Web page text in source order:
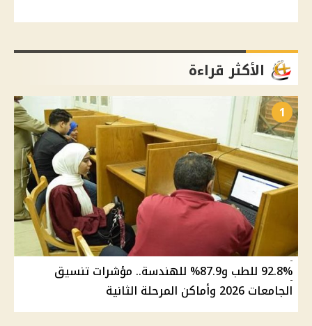
الأكثر قراءة
1
92.8% للطب و87.9% للهندسة.. مؤشرات تنسيق
الجامعات 2026 وأماكن المرحلة الثانية